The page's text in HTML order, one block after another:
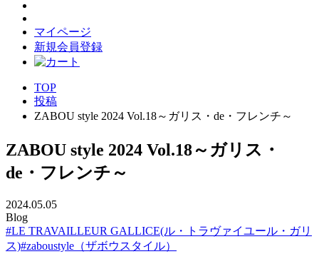
マイページ
新規会員登録
TOP
投稿
ZABOU style 2024 Vol.18～ガリス・de・フレンチ～
ZABOU style 2024 Vol.18～ガリス・
de・フレンチ～
2024.05.05
Blog
#LE TRAVAILLEUR GALLICE(ル・トラヴァイユール・ガリ
ス)#zaboustyle（ザボウスタイル）